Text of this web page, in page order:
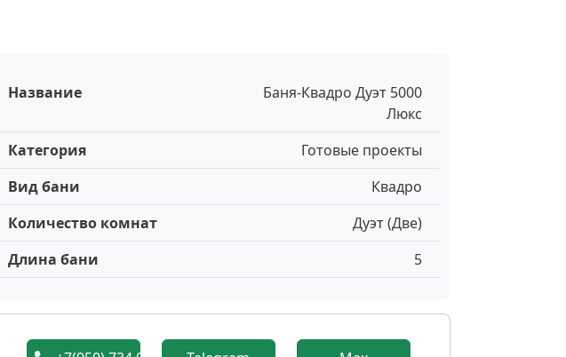
Название
Баня-Квадро Дуэт 5000
Люкс
Категория
Готовые проекты
Вид бани
Квадро
Количество комнат
Дуэт (Две)
Длина бани
5